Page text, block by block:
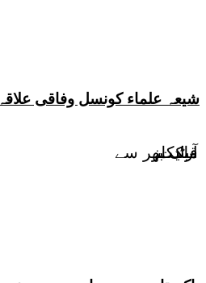
ملک بھر سے
قیادت
آرٹیکلز
شیعہ علماء کونسل وفاقی